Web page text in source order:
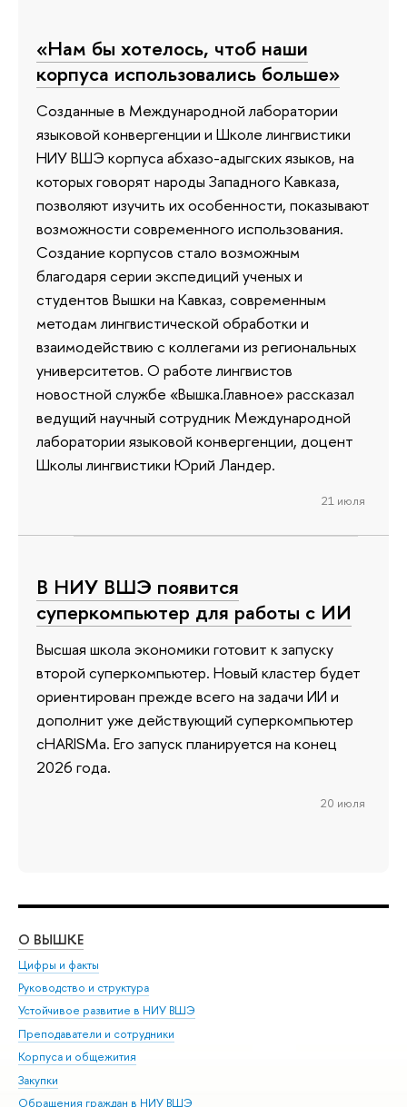
«Нам бы хотелось, чтоб наши
корпуса использовались больше»
Созданные в Международной лаборатории
языковой конвергенции и Школе лингвистики
НИУ ВШЭ корпуса абхазо-адыгских языков, на
которых говорят народы Западного Кавказа,
позволяют изучить их особенности, показывают
возможности современного использования.
Создание корпусов стало возможным
благодаря серии экспедиций ученых и
студентов Вышки на Кавказ, современным
методам лингвистической обработки и
взаимодействию с коллегами из региональных
университетов. О работе лингвистов
новостной службе «Вышка.Главное» рассказал
ведущий научный сотрудник Международной
лаборатории языковой конвергенции, доцент
Школы лингвистики Юрий Ландер.
21 июля
В НИУ ВШЭ появится
суперкомпьютер для работы с ИИ
Высшая школа экономики готовит к запуску
второй суперкомпьютер. Новый кластер будет
ориентирован прежде всего на задачи ИИ и
дополнит уже действующий суперкомпьютер
cHARISMa. Его запуск планируется на конец
2026 года.
20 июля
О ВЫШКЕ
Цифры и факты
Руководство и структура
Устойчивое развитие в НИУ ВШЭ
Преподаватели и сотрудники
Корпуса и общежития
Закупки
Обращения граждан в НИУ ВШЭ